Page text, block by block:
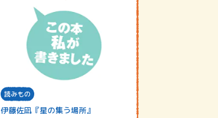
読みもの
伊藤佐凪『星の集う場所』